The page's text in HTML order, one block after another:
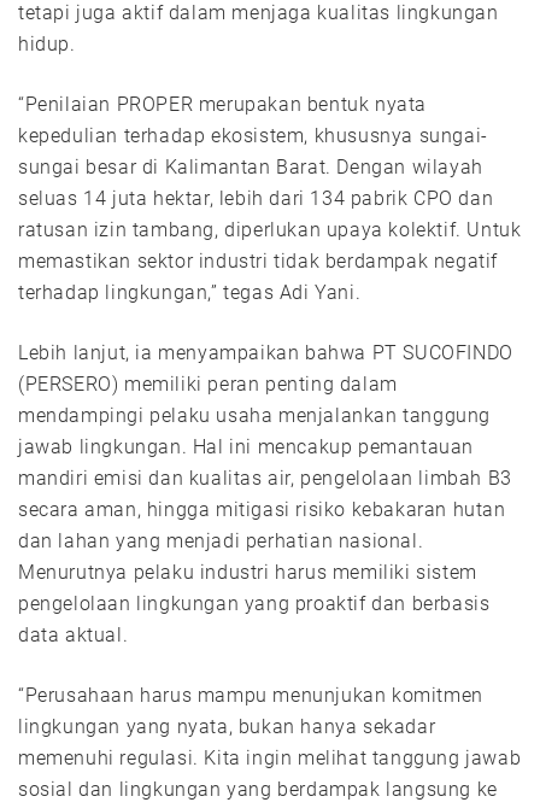
tetapi juga aktif dalam menjaga kualitas lingkungan
hidup.
“Penilaian PROPER merupakan bentuk nyata
kepedulian terhadap ekosistem, khususnya sungai-
sungai besar di Kalimantan Barat. Dengan wilayah
seluas 14 juta hektar, lebih dari 134 pabrik CPO dan
ratusan izin tambang, diperlukan upaya kolektif. Untuk
memastikan sektor industri tidak berdampak negatif
terhadap lingkungan,” tegas Adi Yani.
Lebih lanjut, ia menyampaikan bahwa PT SUCOFINDO
(PERSERO) memiliki peran penting dalam
mendampingi pelaku usaha menjalankan tanggung
jawab lingkungan. Hal ini mencakup pemantauan
mandiri emisi dan kualitas air, pengelolaan limbah B3
secara aman, hingga mitigasi risiko kebakaran hutan
dan lahan yang menjadi perhatian nasional.
Menurutnya pelaku industri harus memiliki sistem
pengelolaan lingkungan yang proaktif dan berbasis
data aktual.
“Perusahaan harus mampu menunjukan komitmen
lingkungan yang nyata, bukan hanya sekadar
memenuhi regulasi. Kita ingin melihat tanggung jawab
sosial dan lingkungan yang berdampak langsung ke